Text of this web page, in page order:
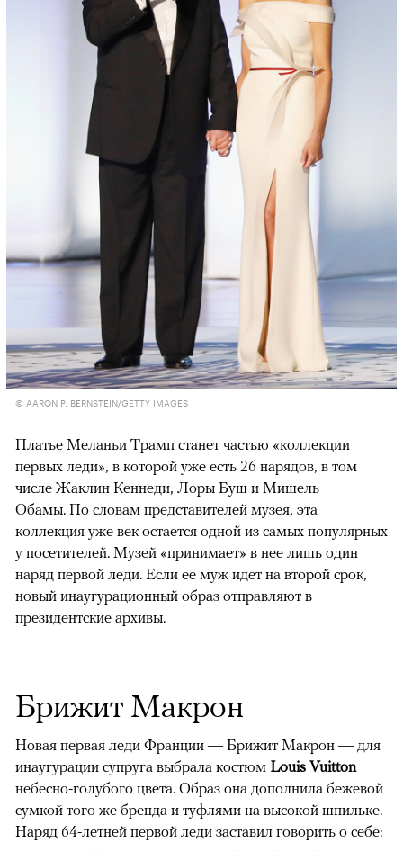
© AARON P. BERNSTEIN/GETTY IMAGES
Платье Меланьи Трамп станет частью «коллекции
первых леди», в которой уже есть 26 нарядов, в том
числе Жаклин Кеннеди, Лоры Буш и Мишель
Обамы. По словам представителей музея, эта
коллекция уже век остается одной из самых популярных
у посетителей. Музей «принимает» в нее лишь один
наряд первой леди. Если ее муж идет на второй срок,
новый инаугурационный образ отправляют в
президентские архивы.
Брижит Макрон
Новая первая леди Франции — Брижит Макрон — для
инаугурации супруга выбрала костюм Louis Vuitton
небесно-голубого цвета. Образ она дополнила бежевой
сумкой того же бренда и туфлями на высокой шпильке.
Наряд 64-летней первой леди заставил говорить о себе: